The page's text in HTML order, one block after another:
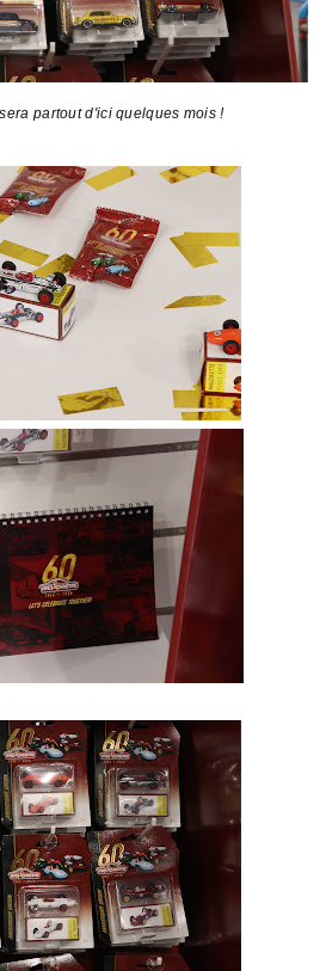
partout d'ici quelques mois !